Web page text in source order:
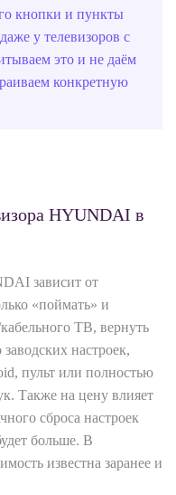
кнопки и пункты
у телевизоров с
это и не даём
конкретную
HYUNDAI в
зависит от
«поймать» и
ТВ, вернуть
настроек,
пульт или полностью
Также на цену влияет
сброса настроек
больше. В
известна заранее и